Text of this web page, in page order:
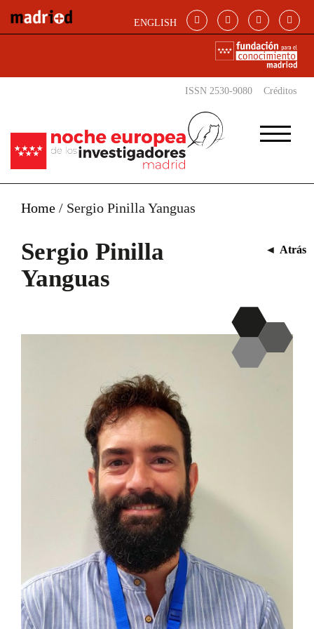
ENGLISH
ISSN 2530-9080 Créditos
Home / Sergio Pinilla Yanguas
Sergio Pinilla
Yanguas
◄ Atrás